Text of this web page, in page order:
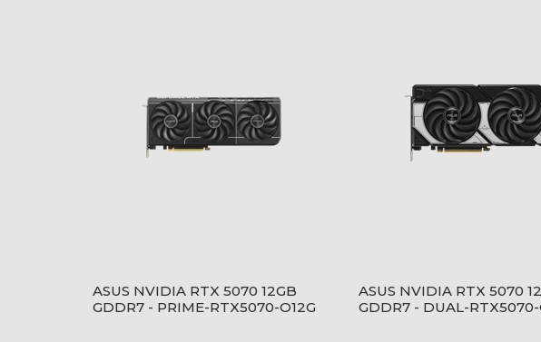
ASUS NVIDIA RTX 5070 12GB
GDDR7 - PRIME-RTX5070-O12G
ASUS NVIDIA RTX 5070
GDDR7 - DUAL-RTX5070-